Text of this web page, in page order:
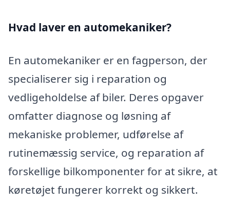
Hvad laver en automekaniker?
En automekaniker er en fagperson, der
specialiserer sig i reparation og
vedligeholdelse af biler. Deres opgaver
omfatter diagnose og løsning af
mekaniske problemer, udførelse af
rutinemæssig service, og reparation af
forskellige bilkomponenter for at sikre, at
køretøjet fungerer korrekt og sikkert.